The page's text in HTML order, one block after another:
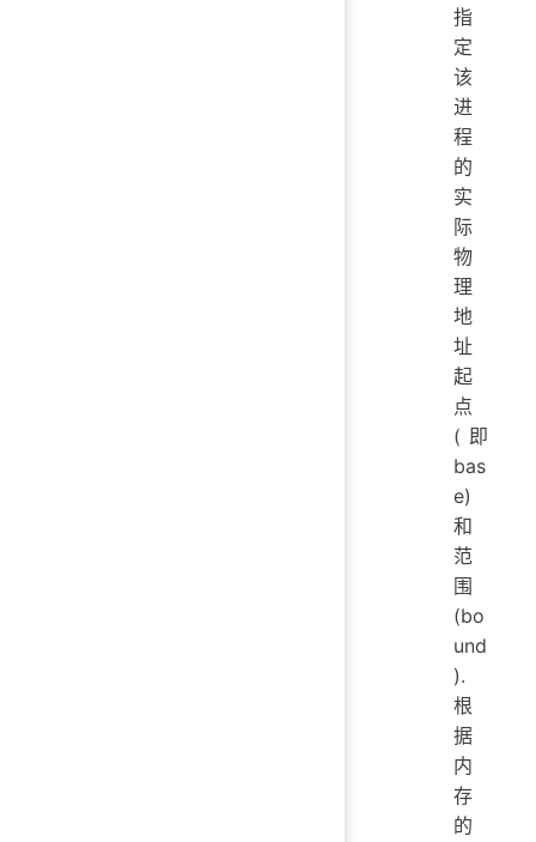
指
定
该
进
程
的
实
际
物
理
地
址
起
点
(即
bas
e)
和
范
围
(bo
und
).
根
据
内
存
的